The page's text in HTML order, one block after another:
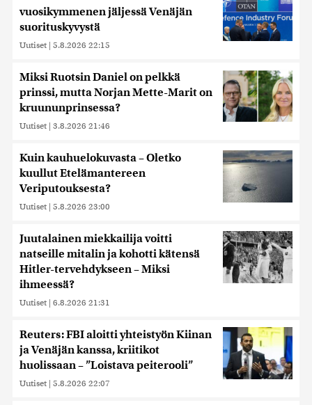
vuosikymmenen jäljessä Venäjän
suorituskyvystä
Uutiset | 5.8.2026 22:15
Miksi Ruotsin Daniel on pelkkä
prinssi, mutta Norjan Mette-Marit on
kruununprinsessa?
Uutiset | 3.8.2026 21:46
Kuin kauhuelokuvasta – Oletko
kuullut Etelämantereen
Veriputouksesta?
Uutiset | 5.8.2026 23:00
Juutalainen miekkailija voitti
natseille mitalin ja kohotti kätensä
Hitler-tervehdykseen – Miksi
ihmeessä?
Uutiset | 6.8.2026 21:31
Reuters: FBI aloitti yhteistyön Kiinan
ja Venäjän kanssa, kriitikot
huolissaan – ”Loistava peiterooli”
Uutiset | 5.8.2026 22:07